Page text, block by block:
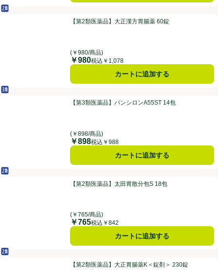
【第2類医薬品】大正漢方胃腸薬 60錠
第2類医薬品
【第2類医薬品】大正漢方胃腸薬 60錠
(￥980/商品)
価格
￥980税込￥1,078
カートに追加する
【第3類医薬品】パンシロンA55ST 14包
第3類医薬品
【第3類医薬品】パンシロンA55ST 14包
(￥898/商品)
価格
￥898税込￥988
カートに追加する
【第2類医薬品】太田胃散分包S 18包
第2類医薬品
【第2類医薬品】太田胃散分包S 18包
(￥765/商品)
価格
￥765税込￥842
カートに追加する
【第2類医薬品】大正胃腸薬K＜錠剤＞ 230錠
第2類医薬品
【第2類医薬品】大正胃腸薬K＜錠剤＞ 230錠